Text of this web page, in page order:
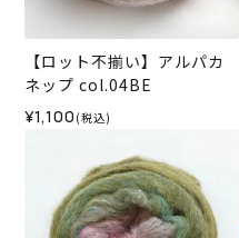
【ロット不揃い】アルパカ
ネップ col.04BE
¥1,100 (税込)